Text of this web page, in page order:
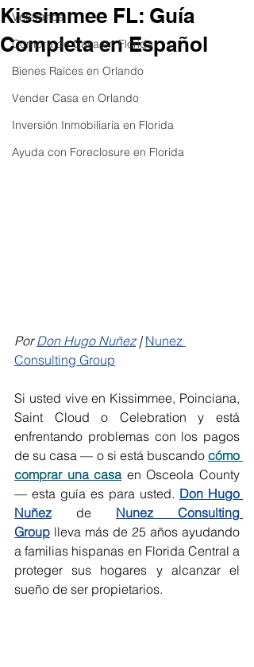
Veteranos
Compra de Casa en Florida
Bienes Raíces en Orlando
Vender Casa en Orlando
Inversión Inmobiliaria en Florida
Ayuda con Foreclosure en Florida
Kissimmee FL: Guía
Completa en Español
Por Don Hugo Nuñez | Nunez
Consulting Group
Si usted vive en Kissimmee, Poinciana,
Saint Cloud o Celebration y está
enfrentando problemas con los pagos
de su casa — o si está buscando cómo
comprar una casa en Osceola County
— esta guía es para usted. Don Hugo
Nuñez de Nunez Consulting
Group lleva más de 25 años ayudando
a familias hispanas en Florida Central a
proteger sus hogares y alcanzar el
sueño de ser propietarios.